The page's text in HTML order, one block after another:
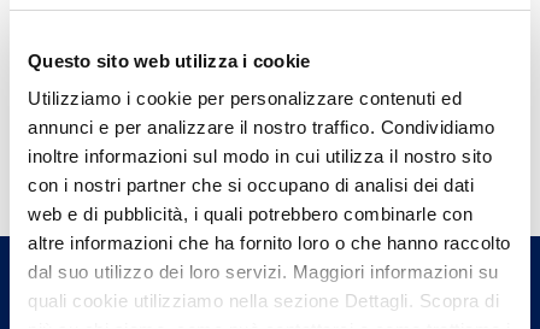
Questo sito web utilizza i cookie
Utilizziamo i cookie per personalizzare contenuti ed
annunci e per analizzare il nostro traffico. Condividiamo
inoltre informazioni sul modo in cui utilizza il nostro sito
con i nostri partner che si occupano di analisi dei dati
web e di pubblicità, i quali potrebbero combinarle con
altre informazioni che ha fornito loro o che hanno raccolto
dal suo utilizzo dei loro servizi. Maggiori informazioni su
quali cookie utilizziamo nella sezione Dettagli. Scopra di
Hai bisogno di
informazioni?
Trova l'Agenzia più vicina a te e parla con
un nostro Agente.